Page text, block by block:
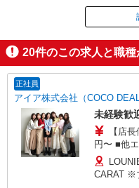
掲
20件のこの求人と職種
正社員
アイア株式会社（COCO
未経験歓
【店
円〜 ■他エ
フ】 ■首
月給23万
阜、福岡
CARAT ※